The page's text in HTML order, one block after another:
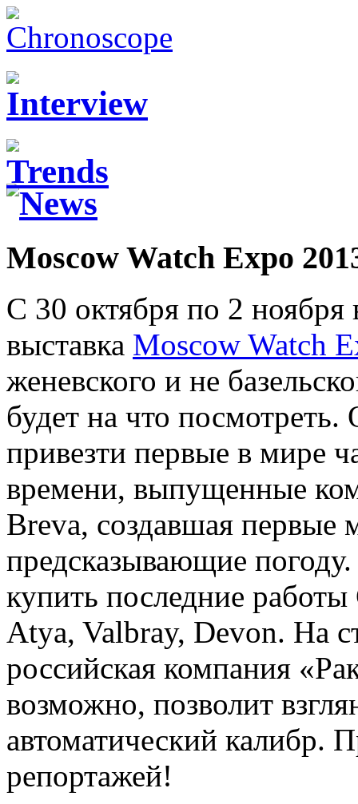
Moscow Watch Expo
C 30 октября по 2
выставка Moscow Watch
женевского и не
будет на что
привезти первые в мире
времени, выпущенные
Breva, создавшая первые
предсказывающие
купить последние
Atya, Valbray, Devon. На
российская компания
возможно, позволит
автоматический калибр.
репортажей!